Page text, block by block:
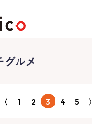
〈 1 2 3 4 5 〉